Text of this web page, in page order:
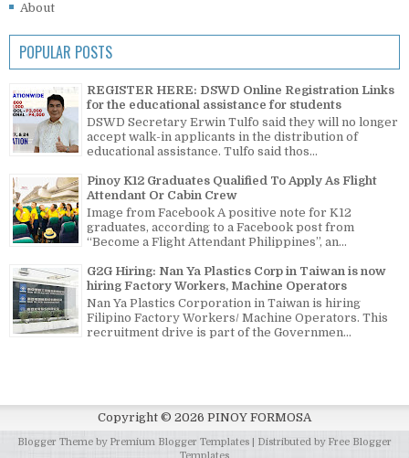
About
POPULAR POSTS
REGISTER HERE: DSWD Online Registration Links
for the educational assistance for students
DSWD Secretary Erwin Tulfo said they will no longer
accept walk-in applicants in the distribution of
educational assistance. Tulfo said thos...
Pinoy K12 Graduates Qualified To Apply As Flight
Attendant Or Cabin Crew
Image from Facebook A positive note for K12
graduates, according to a Facebook post from
“Become a Flight Attendant Philippines”, an...
G2G Hiring: Nan Ya Plastics Corp in Taiwan is now
hiring Factory Workers, Machine Operators
Nan Ya Plastics Corporation in Taiwan is hiring
Filipino Factory Workers/ Machine Operators. This
recruitment drive is part of the Governmen...
Copyright © 2026 PINOY FORMOSA
Blogger Theme by Premium Blogger Templates | Distributed by Free Blogger